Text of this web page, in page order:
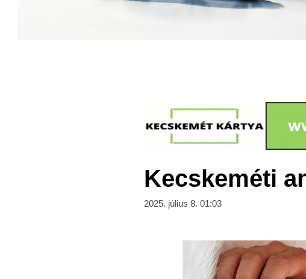
Kecskeméti
2025. július 8. 01:03